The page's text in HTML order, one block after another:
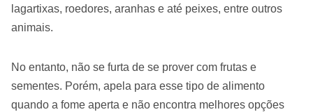
lagartixas, roedores, aranhas e até peixes, entre outros
animais.
No entanto, não se furta de se prover com frutas e
sementes. Porém, apela para esse tipo de alimento
quando a fome aperta e não encontra melhores opções